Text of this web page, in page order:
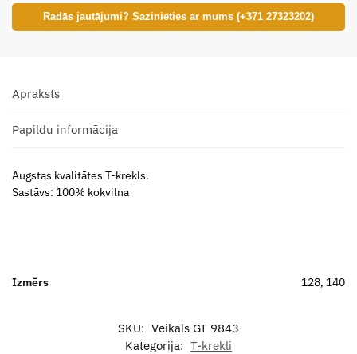
Radās jautājumi? Sazinieties ar mums (+371 27323202)
Apraksts
Papildu informācija
Augstas kvalitātes T-krekls.
Sastāvs: 100% kokvilna
Izmērs 128, 140
SKU: Veikals GT 9843
Kategorija: T-krekli